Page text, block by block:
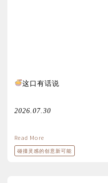
这口有话说
2026.07.30
Read More
碰撞灵感的创意新可能